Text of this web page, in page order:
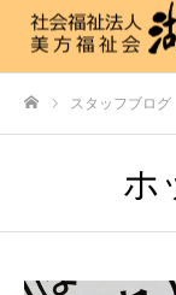
スタッフブログ
ホ